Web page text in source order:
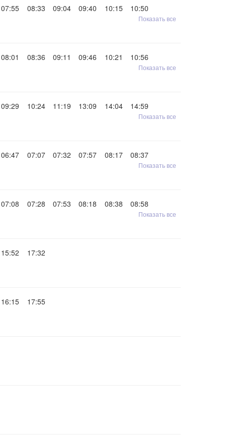
07:55 08:33 09:04 09:40 10:15
10:50
Показать все
08:01 08:36 09:11 09:46 10:21
10:56
Показать все
09:29 10:24 11:19 13:09 14:04
14:59
Показать все
06:47 07:07 07:32 07:57 08:17
08:37
Показать все
07:08 07:28 07:53 08:18 08:38
08:58
Показать все
15:52 17:32
16:15 17:55